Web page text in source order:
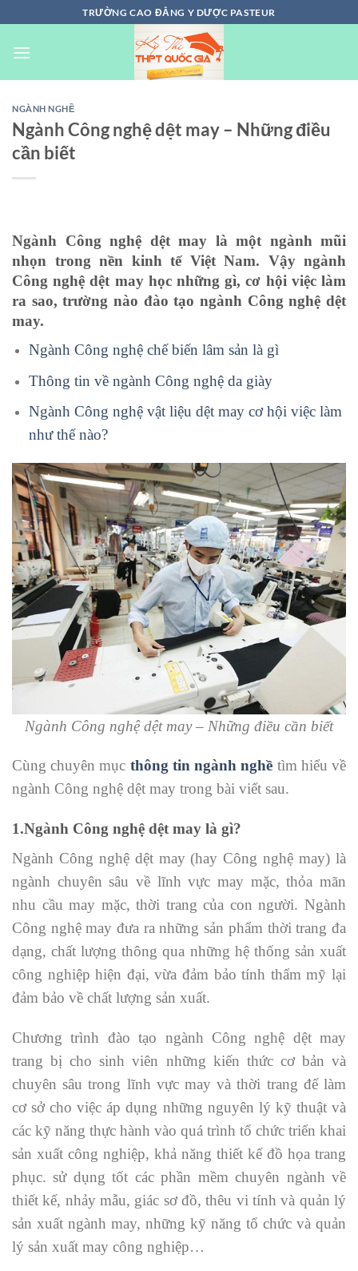
đến
nội
TRƯỜNG CAO ĐẲNG Y DƯỢC PASTEUR
NGÀNH NGHỀ
Ngành Công nghệ dệt may – Những điều
cần biết
Ngành Công nghệ dệt may là một ngành mũi
nhọn trong nền kinh tế Việt Nam. Vậy ngành
Công nghệ dệt may học những gì, cơ hội việc làm
ra sao, trường nào đào tạo ngành Công nghệ dệt
may.
Ngành Công nghệ chế biến lâm sản là gì
Thông tin về ngành Công nghệ da giày
Ngành Công nghệ vật liệu dệt may cơ hội việc làm
như thế nào?
Ngành Công nghệ dệt may – Những điều cần biết
Cùng chuyên mục thông tin ngành nghề tìm hiểu về
ngành Công nghệ dệt may trong bài viết sau.
1.Ngành Công nghệ dệt may là gì?
Ngành Công nghệ dệt may (hay Công nghệ may) là
ngành chuyên sâu về lĩnh vực may mặc, thỏa mãn
nhu cầu may mặc, thời trang của con người. Ngành
Công nghệ may đưa ra những sản phẩm thời trang đa
dạng, chất lượng thông qua những hệ thống sản xuất
công nghiệp hiện đại, vừa đảm bảo tính thẩm mỹ lại
đảm bảo về chất lượng sản xuất.
Chương trình đào tạo ngành Công nghệ dệt may
trang bị cho sinh viên những kiến thức cơ bản và
chuyên sâu trong lĩnh vực may và thời trang để làm
cơ sở cho việc áp dụng những nguyên lý kỹ thuật và
các kỹ năng thực hành vào quá trình tổ chức triển khai
sản xuất công nghiệp, khả năng thiết kế đồ họa trang
phục. sử dụng tốt các phần mềm chuyên ngành về
thiết kế, nhảy mẫu, giác sơ đồ, thêu vi tính và quản lý
sản xuất ngành may, những kỹ năng tổ chức và quản
lý sản xuất may công nghiệp…